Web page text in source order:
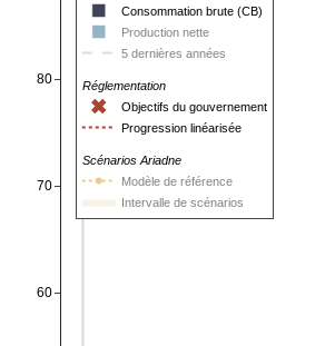
60
70
80
Consommation brute (CB)
Production nette
5 dernières années
Réglementation
Objectifs du gouvernement
Progression linéarisée
Scénarios Ariadne
Modèle de référence
Intervalle de scénarios